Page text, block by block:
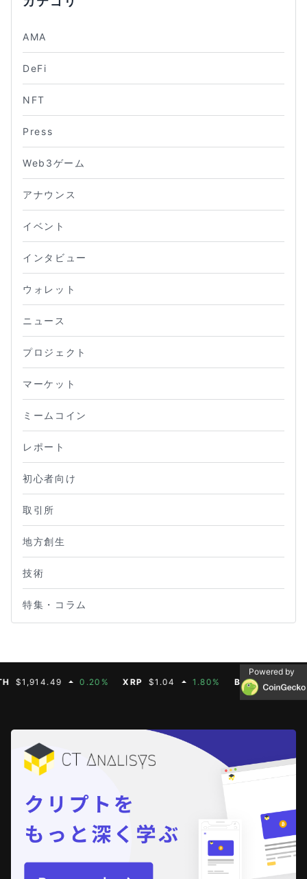
AMA
DeFi
NFT
Press
Web3ゲーム
アナウンス
イベント
インタビュー
ウォレット
ニュース
プロジェクト
マーケット
ミームコイン
レポート
初心者向け
取引所
地方創生
技術
特集・コラム
0.20% XRP $1.04 1.80% BNB $603.21
Powered by